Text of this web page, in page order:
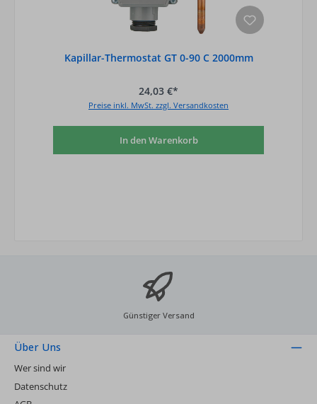
Kapillar-Thermostat GT 0-90 C 2000mm
24,03 €*
Preise inkl. MwSt. zzgl. Versandkosten
In den Warenkorb
Günstiger Versand
Über Uns
Wer sind wir
Datenschutz